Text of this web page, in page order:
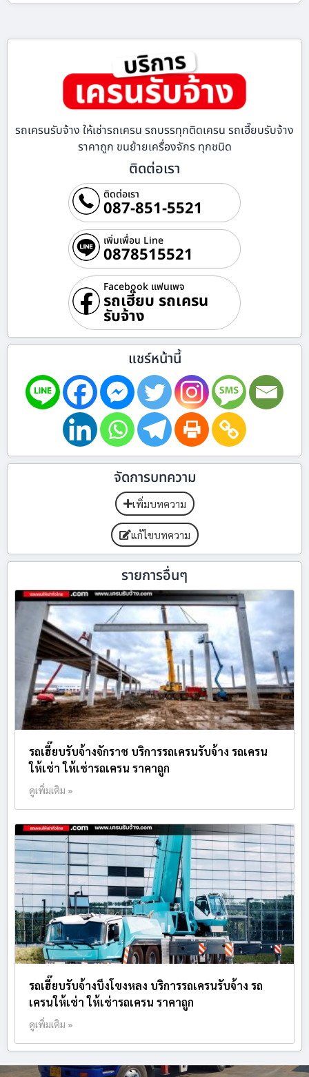
รถเครนรับจ้าง ให้เช่ารถเครน รถบรรทุกติดเครน รถเฮี๊ยบรับจ้าง
ราคาถูก ขนย้ายเครื่องจักร ทุกชนิด
ติดต่อเรา
ติดต่อเรา
087-851-5521
เพิ่มเพื่อน Line
0878515521
Facebook แฟนเพจ
รถเฮี๊ยบ รถเครน
รับจ้าง
แชร์หน้านี้
จัดการบทความ
เพิ่มบทความ
แก้ไขบทความ
รายการอื่นๆ
รถเฮี๊ยบรับจ้างจักราช บริการรถเครนรับจ้าง รถเครน
ให้เช่า ให้เช่ารถเครน ราคาถูก
ดูเพิ่มเติม »
รถเฮี๊ยบรับจ้างบึงโขงหลง บริการรถเครนรับจ้าง รถ
เครนให้เช่า ให้เช่ารถเครน ราคาถูก
ดูเพิ่มเติม »